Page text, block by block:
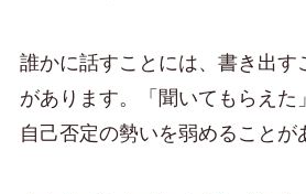
誰かに話すことには、書き出す
があります。「聞いてもらえた
自己否定の勢いを弱めることが